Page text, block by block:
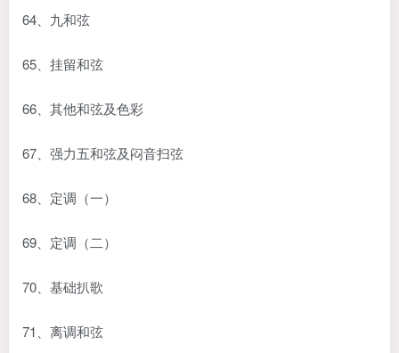
64、九和弦
65、挂留和弦
66、其他和弦及色彩
67、强力五和弦及闷音扫弦
68、定调（一）
69、定调（二）
70、基础扒歌
71、离调和弦